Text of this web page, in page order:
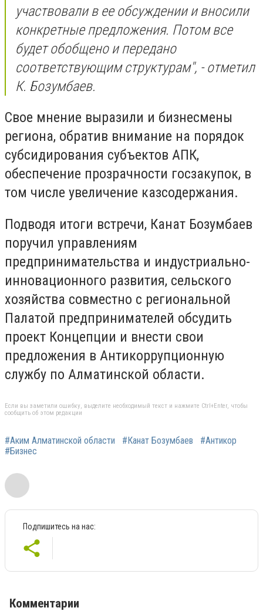
участвовали в ее обсуждении и вносили
конкретные предложения. Потом все
будет обобщено и передано
соответствующим структурам", - отметил
К. Бозумбаев.
Свое мнение выразили и бизнесмены
региона, обратив внимание на порядок
субсидирования субъектов АПК,
обеспечение прозрачности госзакупок, в
том числе увеличение казсодержания.
Подводя итоги встречи, Канат Бозумбаев
поручил управлениям
предпринимательства и индустриально-
инновационного развития, сельского
хозяйства совместно с региональной
Палатой предпринимателей обсудить
проект Концепции и внести свои
предложения в Антикоррупционную
службу по Алматинской области.
Если вы заметили ошибку, выделите необходимый текст и нажмите Ctrl+Enter, чтобы
сообщить об этом редакции
#Аким Алматинской области #Канат Бозумбаев
#Антикор
#Бизнес
Подпишитесь на нас:
Комментарии